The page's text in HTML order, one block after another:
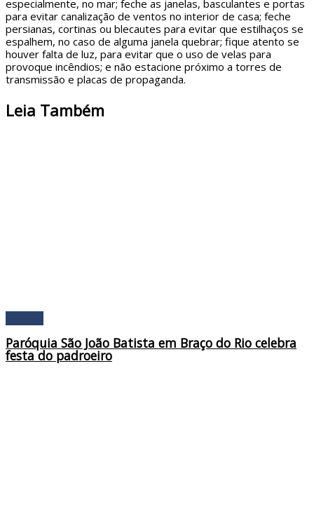
especialmente, no mar; feche as janelas, basculantes e portas
para evitar canalização de ventos no interior de casa; feche
persianas, cortinas ou blecautes para evitar que estilhaços se
espalhem, no caso de alguma janela quebrar; fique atento se
houver falta de luz, para evitar que o uso de velas para
provoque incêndios; e não estacione próximo a torres de
transmissão e placas de propaganda.
Leia Também
Paróquia São João Batista em Braço do Rio celebra
festa do padroeiro